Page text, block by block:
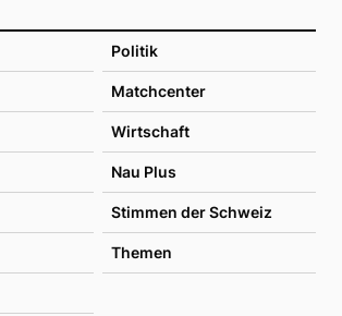
Politik
Matchcenter
Wirtschaft
Nau Plus
Stimmen der Schweiz
Themen